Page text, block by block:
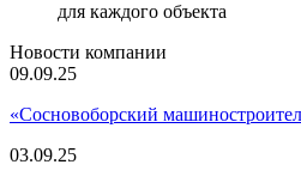
для каждого объекта
Новости компании
09.09.25
«Сосновоборский
03.09.25